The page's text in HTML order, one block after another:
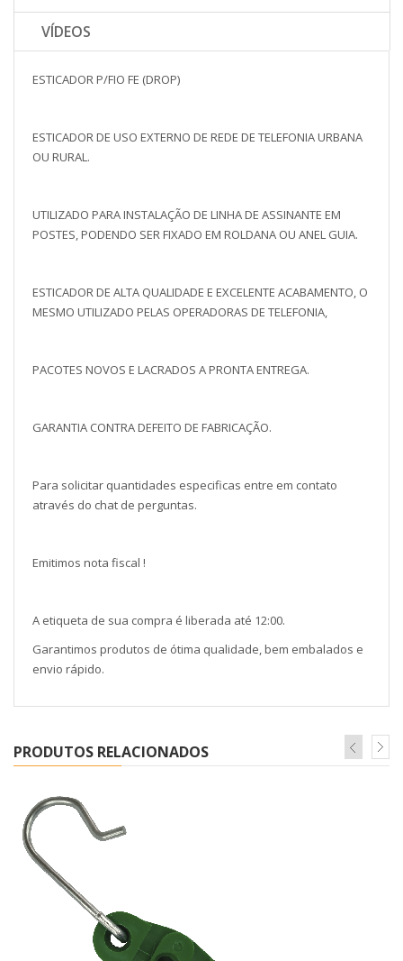
VÍDEOS
ESTICADOR P/FIO FE (DROP)
ESTICADOR DE USO EXTERNO DE REDE DE TELEFONIA URBANA
OU RURAL.
UTILIZADO PARA INSTALAÇÃO DE LINHA DE ASSINANTE EM
POSTES, PODENDO SER FIXADO EM ROLDANA OU ANEL GUIA.
ESTICADOR DE ALTA QUALIDADE E EXCELENTE ACABAMENTO, O
MESMO UTILIZADO PELAS OPERADORAS DE TELEFONIA,
PACOTES NOVOS E LACRADOS A PRONTA ENTREGA.
GARANTIA CONTRA DEFEITO DE FABRICAÇÃO.
Para solicitar quantidades especificas entre em contato
através do chat de perguntas.
Emitimos nota fiscal !
A etiqueta de sua compra é liberada até 12:00.
Garantimos produtos de ótima qualidade, bem embalados e
envio rápido.
PRODUTOS RELACIONADOS